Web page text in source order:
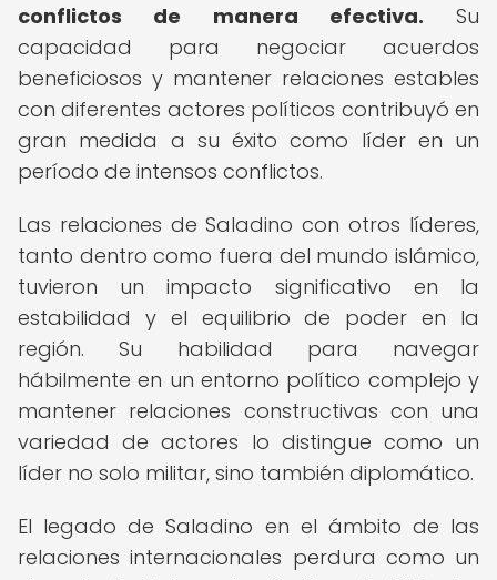
conflictos de manera efectiva. Su
capacidad para negociar acuerdos
beneficiosos y mantener relaciones estables
con diferentes actores políticos contribuyó en
gran medida a su éxito como líder en un
período de intensos conflictos.
Las relaciones de Saladino con otros líderes,
tanto dentro como fuera del mundo islámico,
tuvieron un impacto significativo en la
estabilidad y el equilibrio de poder en la
región. Su habilidad para navegar
hábilmente en un entorno político complejo y
mantener relaciones constructivas con una
variedad de actores lo distingue como un
líder no solo militar, sino también diplomático.
El legado de Saladino en el ámbito de las
relaciones internacionales perdura como un